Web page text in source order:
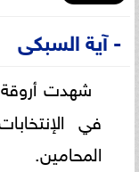
- آية السبكى
شهدت أروقة
في
المحامين.